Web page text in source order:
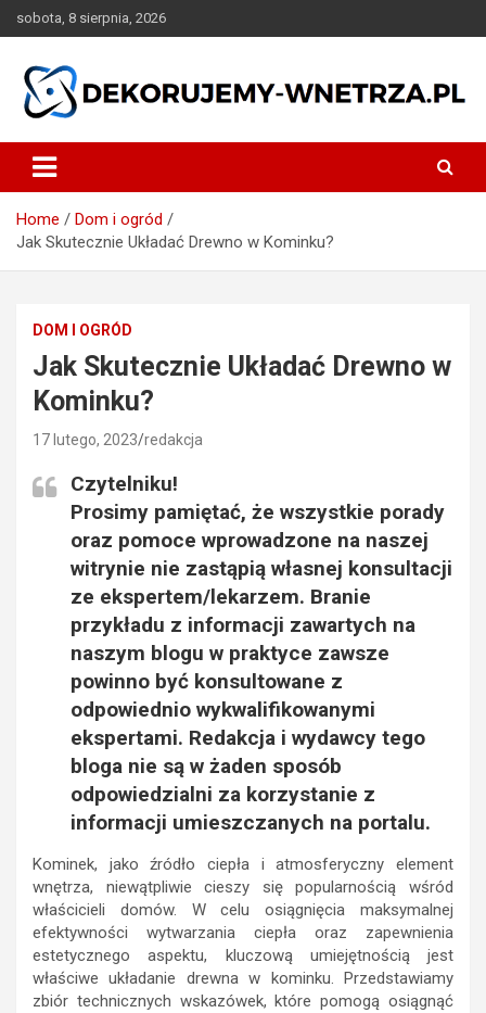
to
sobota, 8 sierpnia, 2026
dekorujemy-wnetrza.pl
Home
Dom i ogród
Jak Skutecznie Układać Drewno w Kominku?
DOM I OGRÓD
Jak Skutecznie Układać Drewno w
Kominku?
17 lutego, 2023 redakcja
Czytelniku!
Prosimy pamiętać, że wszystkie porady
oraz pomoce wprowadzone na naszej
witrynie nie zastąpią własnej konsultacji
ze ekspertem/lekarzem. Branie
przykładu z informacji zawartych na
naszym blogu w praktyce zawsze
powinno być konsultowane z
odpowiednio wykwalifikowanymi
ekspertami. Redakcja i wydawcy tego
bloga nie są w żaden sposób
odpowiedzialni za korzystanie z
informacji umieszczanych na portalu.
Kominek, jako źródło ciepła i atmosferyczny element
wnętrza, niewątpliwie cieszy się popularnością wśród
właścicieli domów. W celu osiągnięcia maksymalnej
efektywności wytwarzania ciepła oraz zapewnienia
estetycznego aspektu, kluczową umiejętnością jest
właściwe układanie drewna w kominku. Przedstawiamy
zbiór technicznych wskazówek, które pomogą osiągnąć